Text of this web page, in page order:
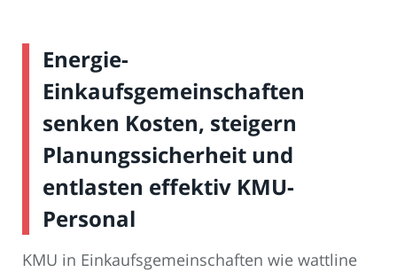
Energie-
Einkaufsgemeinschaften
senken Kosten, steigern
Planungssicherheit und
entlasten effektiv KMU-
Personal
KMU in Einkaufsgemeinschaften wie wattline